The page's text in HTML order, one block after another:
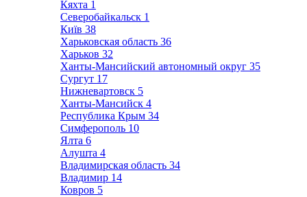
Кяхта 1
Северобайкальск 1
Київ 38
Харьковская область 36
Харьков 32
Ханты-Мансийский автономный округ 35
Сургут 17
Нижневартовск 5
Ханты-Мансийск 4
Республика Крым 34
Симферополь 10
Ялта 6
Алушта 4
Владимирская область 34
Владимир 14
Ковров 5